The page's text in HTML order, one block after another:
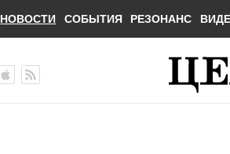
НОВОСТИ СОБЫТИЯ РЕЗОНАНС